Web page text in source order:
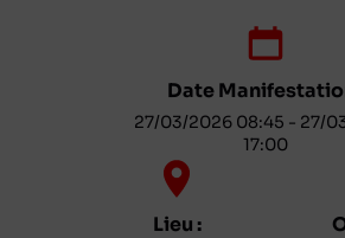
Date
27/03/2026 08:45 - 27/
17:00
Lieu :